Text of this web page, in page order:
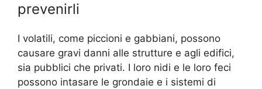
prevenirli
I volatili, come piccioni e gabbiani, possono
causare gravi danni alle strutture e agli edifici,
sia pubblici che privati. I loro nidi e le loro feci
possono intasare le grondaie e i sistemi di